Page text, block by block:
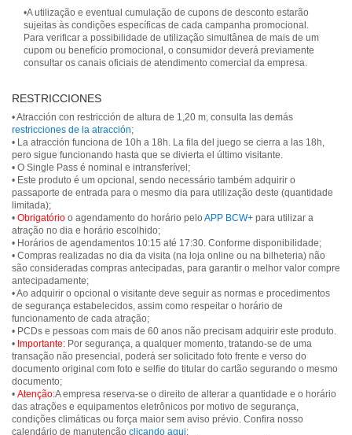
•A utilização e eventual cumulação de cupons de desconto estarão
sujeitas às condições específicas de cada campanha promocional.
Para verificar a possibilidade de utilização simultânea de mais de um
cupom ou benefício promocional, o consumidor deverá previamente
consultar os canais oficiais de atendimento comercial da empresa.
RESTRICCIONES
• Atracción con restricción de altura de 1,20 m, consulta las demás
restricciones de la atracción;
• La atracción funciona de 10h a 18h. La fila del juego se cierra a las 18h,
pero sigue funcionando hasta que se divierta el último visitante.
• O Single Pass é nominal e intransferível;
• Este produto é um opcional, sendo necessário também adquirir o
passaporte de entrada para o mesmo dia para utilização deste (quantidade
limitada);
• Obrigatório o agendamento do horário pelo APP BCW+ para utilizar a
atração no dia e horário escolhido;
• Horários de agendamentos 10:15 até 17:30. Conforme disponibilidade;
• Compras realizadas no dia da visita (na loja online ou na bilheteria) não
são consideradas compras antecipadas, para garantir o melhor valor compre
antecipadamente;
• Ao adquirir o opcional o visitante deve seguir as normas e procedimentos
de segurança estabelecidos, assim como respeitar o horário de
funcionamento de cada atração;
• PCDs e pessoas com mais de 60 anos não precisam adquirir este produto.
• Importante: Por segurança, a qualquer momento, tratando-se de uma
transação não presencial, poderá ser solicitado foto frente e verso do
documento original com foto e selfie do titular do cartão segurando o mesmo
documento;
• Atenção:A empresa reserva-se o direito de alterar a quantidade e o horário
das atrações e equipamentos eletrônicos por motivo de segurança,
condições climáticas ou força maior sem aviso prévio. Confira nosso
calendário de manutenção clicando aqui;